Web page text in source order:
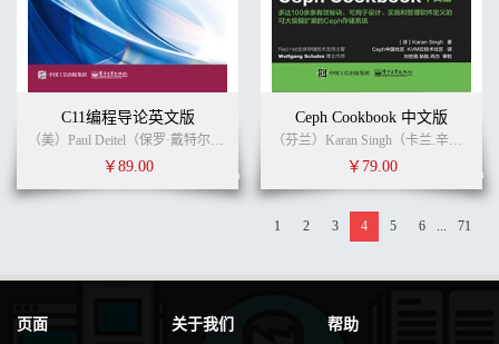
C11编程导论英文版
（美）Paul Deitel（保罗·戴特尔）,（美） Harvey Deitel（哈维·戴特尔） (作者) (译者)
￥89.00
Ceph Cookbook 中文版
（芬兰）Karan Singh（卡兰.辛格） (作者)
￥79.00
1 2 3 4 5 6 ... 71
页面 关于我们 帮助